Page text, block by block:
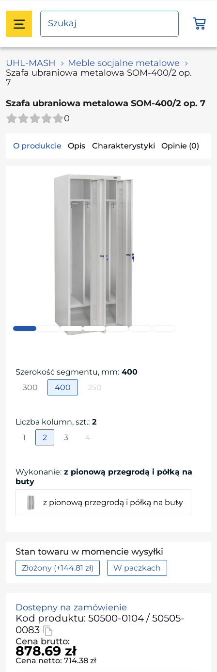
UHL-MASH
Meble socjalne metalowe
Szafa ubraniowa metalowa SOM-400/2 op.
7
Szafa ubraniowa metalowa SOM-400/2 op. 7
0
O produkcie Opis Charakterystyki Opinie (0)
Szerokość segmentu, mm: 400
300
400 250
Liczba kolumn, szt.: 2
1
2 3 4
Wykonanie: z pionową przegrodą i półką na
buty
z pionową przegrodą i półką na buty
Stan towaru w momencie wysyłki
Złożony (+144.81 zł) W paczkach
Dostępny na zamówienie
Kod produktu: 50500-0104 / 50505-
0083
Cena brutto:
878.69 zł
Cena netto: 714.38 zł